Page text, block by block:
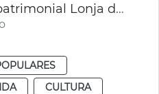
Pleno. Protección patrimonial Lonja de Feria València y refugios antiaéreos de València
CULTURA